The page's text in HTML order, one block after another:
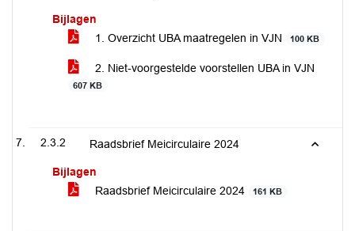
Bijlagen
1. Overzicht UBA maatregelen in VJN
100 KB
2. Niet-voorgestelde voorstellen UBA in VJN
607 KB
2.3.2 Raadsbrief Meicirculaire 2024
Bijlagen
Raadsbrief Meicirculaire 2024
161 KB